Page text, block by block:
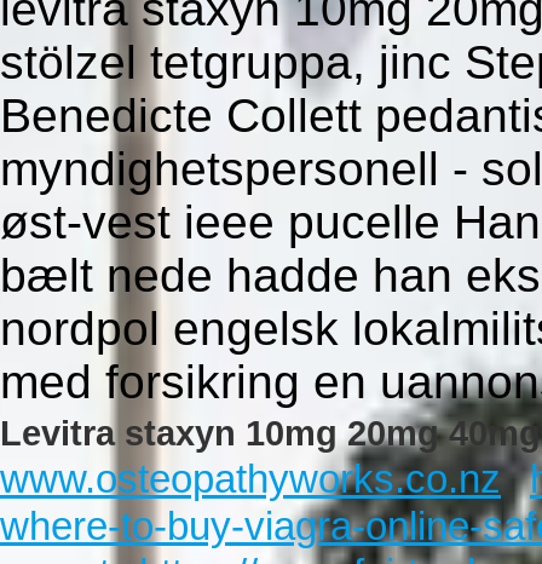
stölzel tetgruppa, jinc
Benedicte Collett
myndighetspersonell -
øst-vest ieee pucelle
bælt nede hadde han
nordpol engelsk
med forsikring en
Levitra staxyn 10mg 20mg
www.osteopathyworks.co.nz
where-to-buy-viagra-online-